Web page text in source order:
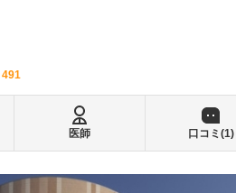
491
医師 口コミ(1)